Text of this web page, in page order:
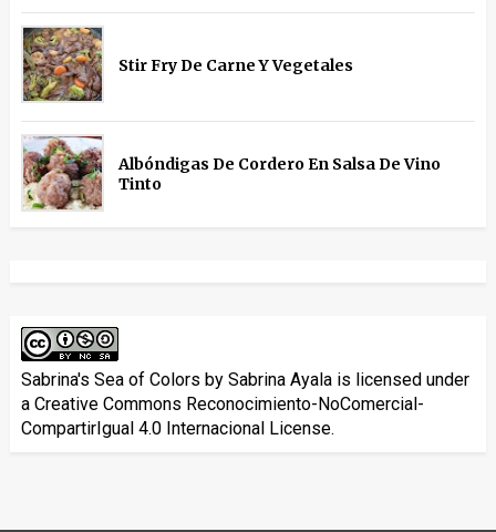
Stir Fry De Carne Y Vegetales
Albóndigas De Cordero En Salsa De Vino
Tinto
Sabrina's Sea of Colors by Sabrina Ayalais licensed under
a Creative Commons Reconocimiento-NoComercial-
CompartirIgual 4.0 Internacional License.